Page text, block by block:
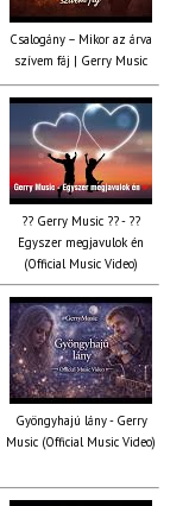
Csalogány – Mikor az árva
szívem fáj | Gerry Music
?? Gerry Music ?? - ??
Egyszer megjavulok én
(Official Music Video)
Gyöngyhajú lány - Gerry
Music (Official Music Video)